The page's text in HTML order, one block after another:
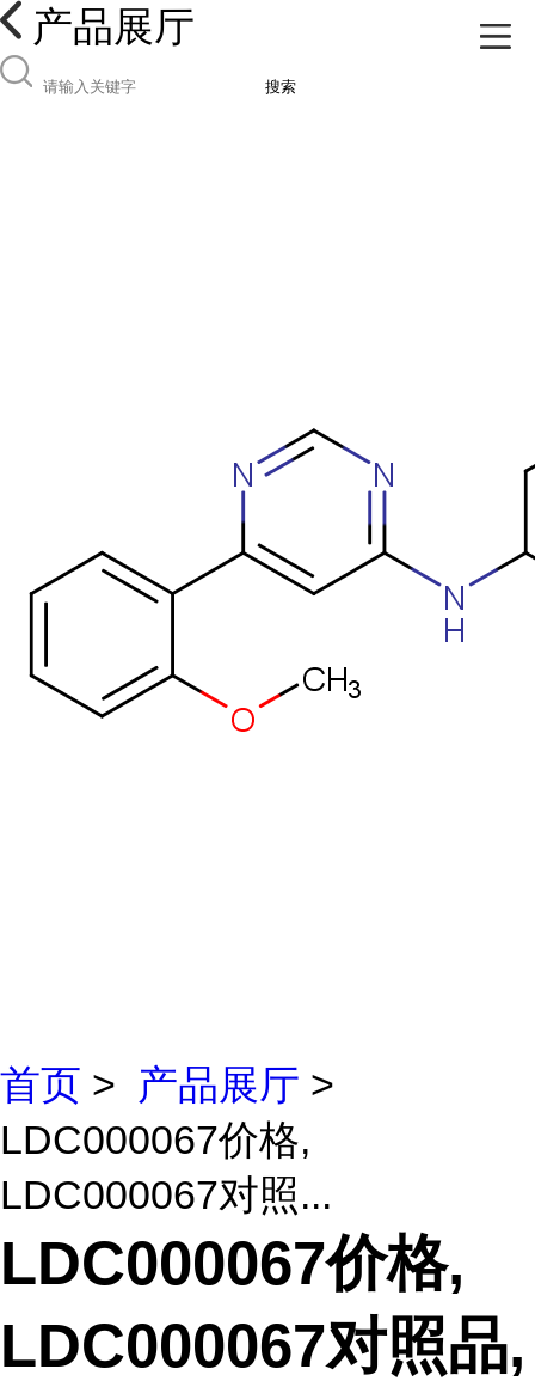
产品展厅
搜索
首页 > 产品展厅 >
LDC000067价格,
LDC000067对照...
LDC000067价格,
LDC000067对照品,